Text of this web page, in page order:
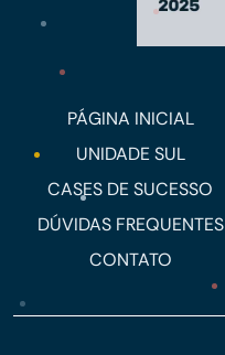
PÁGINA INICIAL
UNIDADE SUL
CASES DE SUCESSO
DÚVIDAS FREQUENTES
CONTATO